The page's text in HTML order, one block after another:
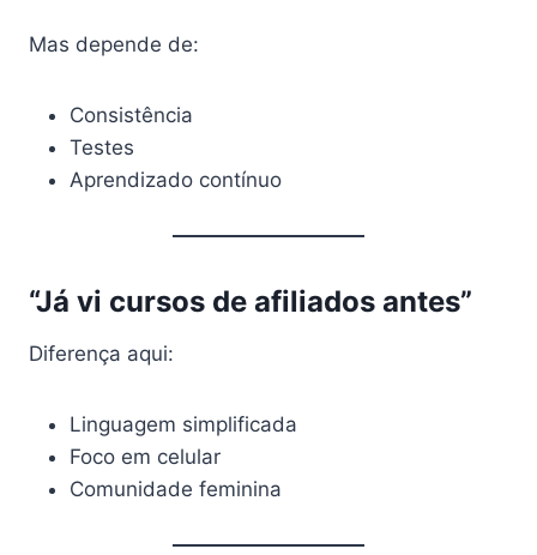
Mas depende de:
Consistência
Testes
Aprendizado contínuo
“Já vi cursos de afiliados antes”
Diferença aqui:
Linguagem simplificada
Foco em celular
Comunidade feminina